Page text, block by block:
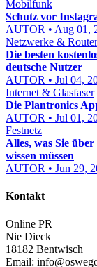
Mobilfunk
Schutz vor
AUTOR • Aug 01,
Netzwerke & Router
Die besten
deutsche Nutzer
AUTOR • Jul 04,
Internet & Glasfaser
Die Plantronics
AUTOR • Jul 01,
Festnetz
Alles, was Sie
wissen müssen
AUTOR • Jun 29,
Kontakt
Online PR
Nie Dieck
18182 Bentwisch
Email: